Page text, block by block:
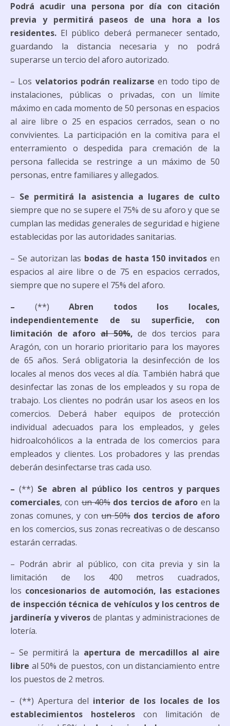
Podrá acudir una persona por día con citación
previa y permitirá paseos de una hora a los
residentes. El público deberá permanecer sentado,
guardando la distancia necesaria y no podrá
superarse un tercio del aforo autorizado.
– Los velatorios podrán realizarse en todo tipo de
instalaciones, públicas o privadas, con un límite
máximo en cada momento de 50 personas en espacios
al aire libre o 25 en espacios cerrados, sean o no
convivientes. La participación en la comitiva para el
enterramiento o despedida para cremación de la
persona fallecida se restringe a un máximo de 50
personas, entre familiares y allegados.
– Se permitirá la asistencia a lugares de culto
siempre que no se supere el 75% de su aforo y que se
cumplan las medidas generales de seguridad e higiene
establecidas por las autoridades sanitarias.
– Se autorizan las bodas de hasta 150 invitados en
espacios al aire libre o de 75 en espacios cerrados,
siempre que no supere el 75% del aforo.
– (**) Abren todos los locales,
independientemente de su superficie, con
limitación de aforo al 50%, de dos tercios para
Aragón, con un horario prioritario para los mayores
de 65 años. Será obligatoria la desinfección de los
locales al menos dos veces al día. También habrá que
desinfectar las zonas de los empleados y su ropa de
trabajo. Los clientes no podrán usar los aseos en los
comercios. Deberá haber equipos de protección
individual adecuados para los empleados, y geles
hidroalcohólicos a la entrada de los comercios para
empleados y clientes. Los probadores y las prendas
deberán desinfectarse tras cada uso.
–(**) Se abren al público los centros y parques
comerciales, conun 40% dos tercios de aforo en la
zonas comunes, y con un 50% dos tercios de aforo
en los comercios, sus zonas recreativas o de descanso
estarán cerradas.
– Podrán abrir al público, con cita previa y sin la
limitación de los 400 metros cuadrados,
los concesionarios de automoción, las estaciones
de inspección técnica de vehículos y los centros de
jardinería y viveros de plantas y administraciones de
lotería.
– Se permitirá la apertura de mercadillos al aire
libre al 50% de puestos, con un distanciamiento entre
los puestos de 2 metros.
– (**) Apertura del interior de los locales de los
establecimientos hosteleros con limitación de